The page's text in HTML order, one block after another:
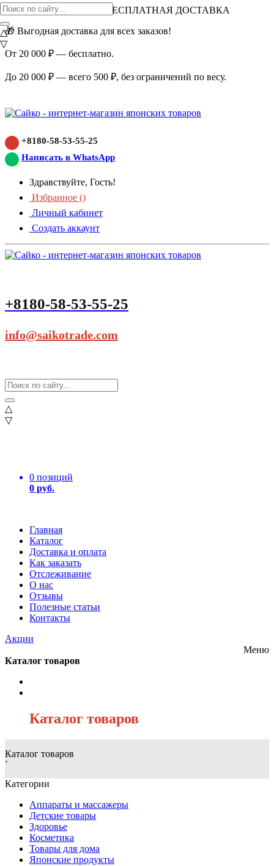
ВНИМАНИЕ АКЦИЯ!
БЕСПЛАТНАЯ ДОСТАВКА
🎁 Выгодная доставка для всех заказов!
От 20 000 ₽ — бесплатно.
До 20 000 ₽ — всего 500 ₽, без ограничений по весу.
+8180-58-53-55-25
Написать в WhatsApp
Здравствуйте, Гость!
Избранное ()
Личный кабинет
Создать аккаунт
+8180-58-53-55-25
info@saikotrade.com
△
▽
0 позиций
0 руб.
Главная
Каталог
Доставка и оплата
Как заказать
Отслеживание
О нас
Отзывы
Полезные статьи
Контакты
Акции
△
▽
Меню
Каталог товаров
Каталог товаров
Каталог товаров
`
Категории
Аппараты и массажеры
Детские товары
Здоровье
Косметика
Товары для дома
Японские продукты